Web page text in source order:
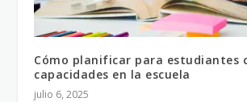
Cómo planificar para estudiantes
capacidades en la escuela
julio 6, 2025